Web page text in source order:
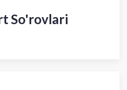
So'rovlari